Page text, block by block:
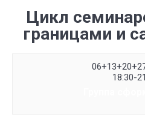
Цикл
границами и
18:30-